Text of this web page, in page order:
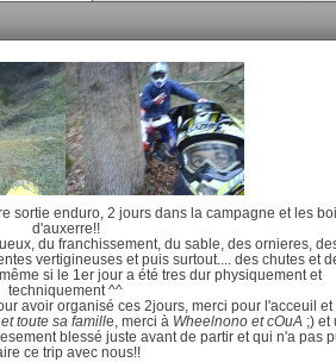
sortie enduro, 2 jours dans la campagne et les
d'auxerre!!
du franchissement, du sable, des ornieres,
vertigineuses et puis surtout.... des chutes et
si le 1er jour a été tres dur physiquement et
techniquement ^^
avoir organisé ces 2jours, merci pour l'acceuil et
toute sa famille, merci à Wheelnono et cOuA ;) et
blessé juste avant de partir et qui n'a pas
ce trip avec nous!!